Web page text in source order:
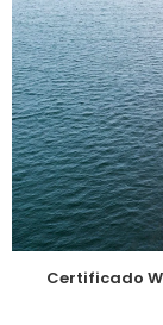
Certificado